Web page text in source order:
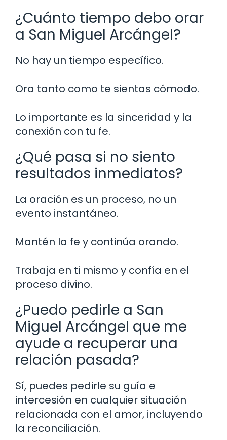
¿Cuánto tiempo debo orar
a San Miguel Arcángel?
No hay un tiempo específico.
Ora tanto como te sientas cómodo.
Lo importante es la sinceridad y la
conexión con tu fe.
¿Qué pasa si no siento
resultados inmediatos?
La oración es un proceso, no un
evento instantáneo.
Mantén la fe y continúa orando.
Trabaja en ti mismo y confía en el
proceso divino.
¿Puedo pedirle a San
Miguel Arcángel que me
ayude a recuperar una
relación pasada?
Sí, puedes pedirle su guía e
intercesión en cualquier situación
relacionada con el amor, incluyendo
la reconciliación.